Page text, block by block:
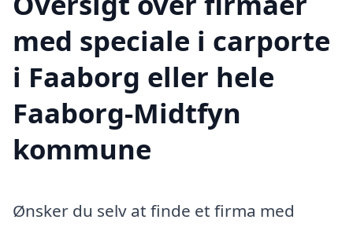
med speciale i carporte
i Faaborg eller hele
Faaborg-Midtfyn
kommune
Ønsker du selv at finde et firma med